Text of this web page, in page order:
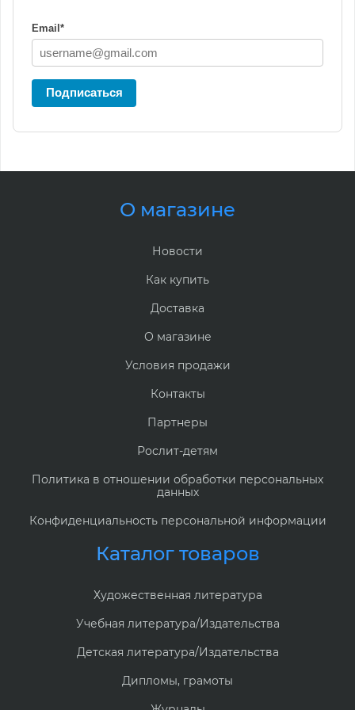
Email *
Подписаться
О магазине
Новости
Как купить
Доставка
О магазине
Условия продажи
Контакты
Партнеры
Рослит-детям
Политика в отношении обработки персональных
данных
Конфиденциальность персональной информации
Каталог товаров
Художественная литература
Учебная литература/Издательства
Детская литература/Издательства
Дипломы, грамоты